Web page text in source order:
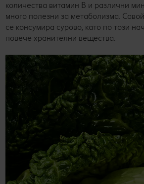
количества витамин В и различни
много полезни за метаболизма.
се консумира сурово, като по този
повече хранителни вещества.